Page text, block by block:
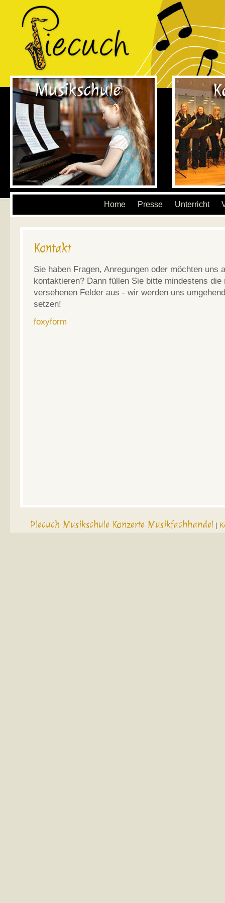
Home Presse Unterricht
Kontakt
Sie haben Fragen, Anregungen oder möchten uns
kontaktieren? Dann füllen Sie bitte mindestens
versehenen Felder aus - wir werden uns
setzen!
foxyform
Piecuch Musikschule Konzerte Musikfachhandel |